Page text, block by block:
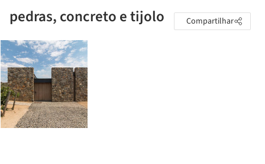
pedras, concreto e tijolo Compartilhar